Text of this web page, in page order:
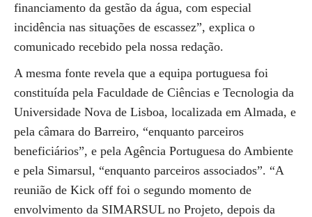
financiamento da gestão da água, com especial
incidência nas situações de escassez”, explica o
comunicado recebido pela nossa redação.
A mesma fonte revela que a equipa portuguesa foi
constituída pela Faculdade de Ciências e Tecnologia da
Universidade Nova de Lisboa, localizada em Almada, e
pela câmara do Barreiro, “enquanto parceiros
beneficiários”, e pela Agência Portuguesa do Ambiente
e pela Simarsul, “enquanto parceiros associados”. “A
reunião de Kick off foi o segundo momento de
envolvimento da SIMARSUL no Projeto, depois da